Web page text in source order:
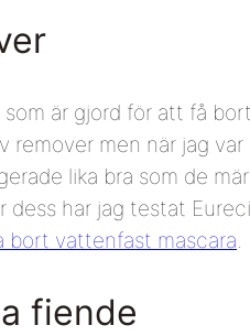
är gjord för att få
men när jag
lika bra som de
dess har jag testat
bort vattenfast mascara.
fiende